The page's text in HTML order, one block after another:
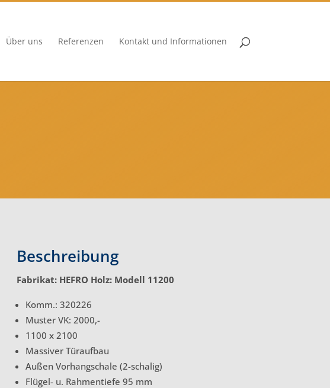
Über uns Referenzen Kontakt und Informationen
Beschreibung
Fabrikat: HEFRO Holz: Modell 11200
Komm.: 320226
Muster VK: 2000,-
1100 x 2100
Massiver Türaufbau
Außen Vorhangschale (2-schalig)
Flügel- u. Rahmentiefe 95 mm